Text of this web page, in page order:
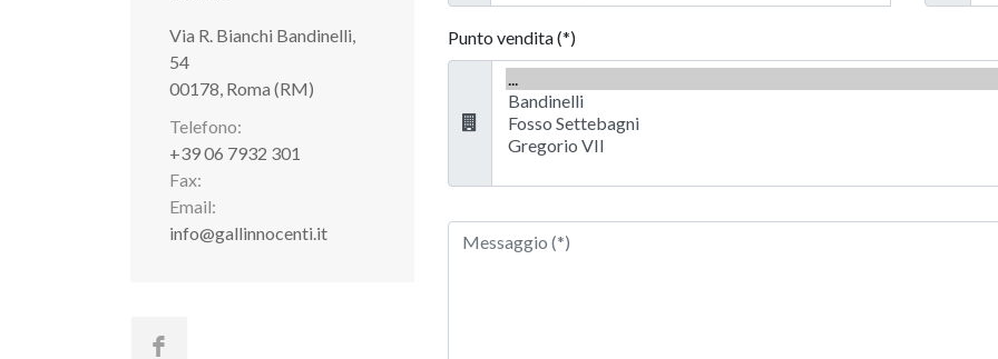
Via R. Bianchi Bandinelli,
54
00178, Roma (RM)
Telefono:
+39 06 7932 301
Fax:
Email:
info@gallinnocenti.it
Punto vendita (*)